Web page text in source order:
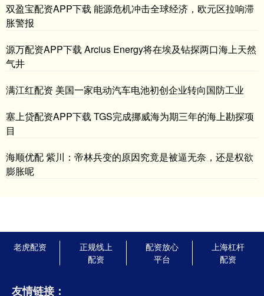
双盈宝配资APP下载 能源危机冲击全球经济，欧元区拉响滞
胀警报
源万配资APP下载 Arcius Energy将在埃及钻探两口海上天然
气井
满江红配资 美国一家电动汽车电池初创企业转向国防工业
塞上贷配资APP下载 TGS完成挪威海为期三年的海上勘探项
目
海顺优配 紫川：帝林兵变的原因究竟是被逼无奈，还是权欲
膨胀呢
老虎配资
正规线上
配资
配资放心
平台
上海杠杆
配资
友情链接：